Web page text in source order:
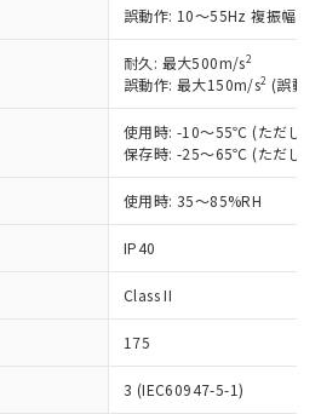
誤動作: 10～55Hz 複振幅
耐久: 最大500m/s2
誤動作: 最大150m/s2 (誤動
使用時: -10～55℃ (ただし、
保存時: -25～65℃ (ただし、
使用時: 35～85%RH
IP40
Class II
175
3 (IEC60947-5-1)
みいただき、同意のうえ
は、当社制御機器事業取扱
在庫状況および標準価格
供させていただくもので
器事業取扱商品の中には、
の対象外となる商品もある
承ください。
び標準価格照会結果は、
成されるものであり、閲
点での実際の在庫および標
異なる場合があることをご
EU RoHS指令（10物質）の
商品で、対応品を出す予
EU RoHS指令（10物質）の
を調査中または確認中の
ンス料など無形物で、有
のない商品です。
より、非含有部品として
有品と判明した場合などや
ことがあります。
）：
以下、ポリ臭化ビフェニル
表
材料含有率が中国RoHSの
ことを示します。
ることを示します。
す。当社販売部門へお問
基準値 (GB/T26572)：
Hg(水銀) : 1000ppm、 Cd(カドミウ
れら貴社製品のうち、外国
国貿易法に定める商品
制貨物等」という）を輸出
の提供する場合は、日本
出許可(または役務取引許
るなどの必要な手続きを